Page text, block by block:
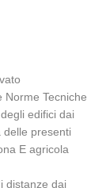
Norme Tecniche
edifici dai
delle presenti
E agricola
distanze dai